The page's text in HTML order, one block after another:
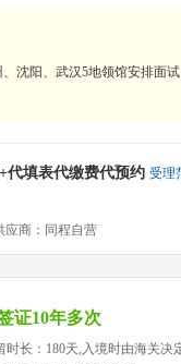
沈阳、武汉5地领馆安排面
代填表代缴费代预约 受理
应商：同程自营
证10年多次
时长：180天,入境时由海关决